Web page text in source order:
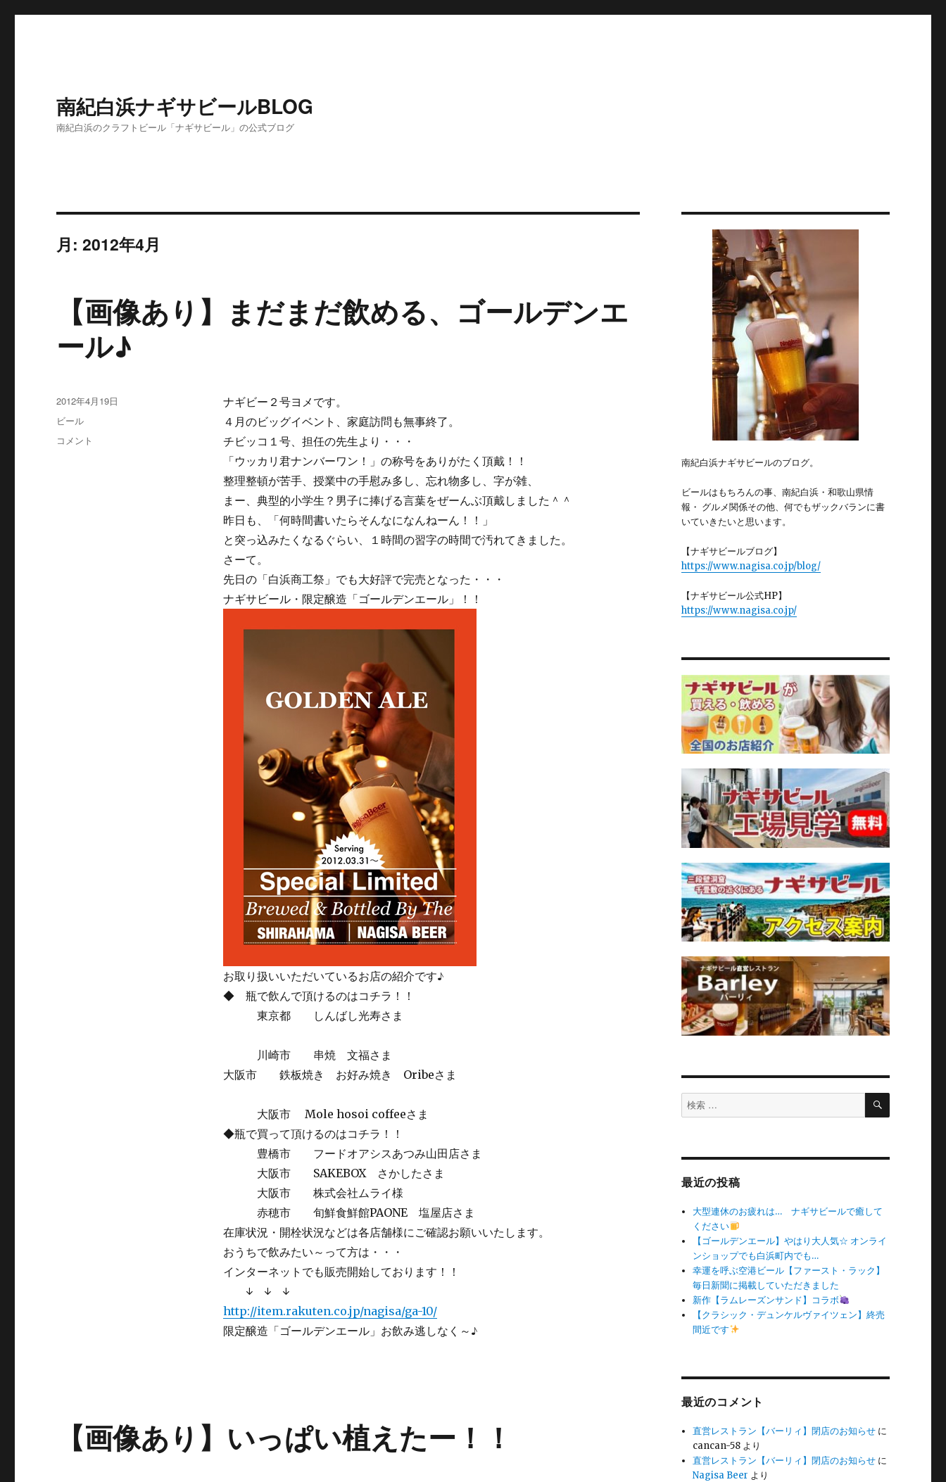
南紀白浜ナギサビールBLOG
南紀白浜のクラフトビール「ナギサビール」の公式ブログ
月:2012年4月
【画像あり】まだまだ飲める、ゴールデンエ
ール♪
ナギビー２号ヨメです。
４月のビッグイベント、家庭訪問も無事終了。
チビッコ１号、担任の先生より・・・
「ウッカリ君ナンバーワン！」の称号をありがたく頂戴！！
整理整頓が苦手、授業中の手慰み多し、忘れ物多し、字が雑、
まー、典型的小学生？男子に捧げる言葉をぜーんぶ頂戴しました＾＾
昨日も、「何時間書いたらそんなになんねーん！！」
と突っ込みたくなるぐらい、１時間の習字の時間で汚れてきました。
さーて。
先日の「白浜商工祭」でも大好評で完売となった・・・
ナギサビール・限定醸造「ゴールデンエール」！！
お取り扱いいただいているお店の紹介です♪
◆ 瓶で飲んで頂けるのはコチラ！！
東京都 しんばし光寿さま
川崎市 串焼 文福さま
大阪市 鉄板焼き お好み焼き Oribeさま
大阪市 Mole hosoi coffeeさま
◆瓶で買って頂けるのはコチラ！！
豊橋市 フードオアシスあつみ山田店さま
大阪市 SAKEBOX さかしたさま
大阪市 株式会社ムライ様
赤穂市 旬鮮食鮮館PAONE 塩屋店さま
在庫状況・開栓状況などは各店舗様にご確認お願いいたします。
おうちで飲みたい～って方は・・・
インターネットでも販売開始しております！！
↓ ↓ ↓
http://item.rakuten.co.jp/nagisa/ga-10/
限定醸造「ゴールデンエール」お飲み逃しなく～♪
投
稿
日:
2012年4月19日
カ
ゴ
ビール
【画
コメント
【画像あり】いっぱい植えたー！！
南紀白浜ナギサビールのブログ。
ビールはもちろんの事、南紀白浜・和歌山県情
報・ グルメ関係その他、何でもザックバランに書
いていきたいと思います。
【ナギサビールブログ】
https://www.nagisa.co.jp/blog/
【ナギサビール公式HP】
https://www.nagisa.co.jp/
検
索
検
最近の投稿
大型連休のお疲れは… ナギサビールで癒して
ください
【ゴールデンエール】やはり大人気☆ オンライ
ンショップでも白浜町内でも…
幸運を呼ぶ空港ビール【ファースト・ラック】
毎日新聞に掲載していただきました
新作【ラムレーズンサンド】コラボ
【クラシック・デュンケルヴァイツェン】終売
間近です
最近のコメント
直営レストラン【バーリィ】閉店のお知らせ に
cancan-58 より
直営レストラン【バーリィ】閉店のお知らせ に
Nagisa Beer より